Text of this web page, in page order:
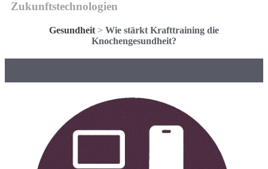
Zukunftstechnologien
Gesundheit > Wie stärkt Krafttraining die
Knochengesundheit?